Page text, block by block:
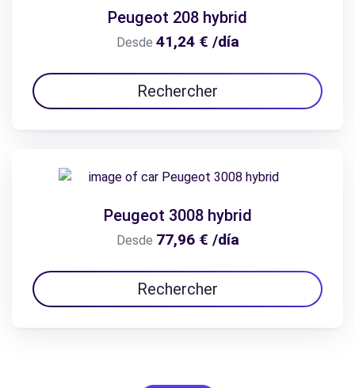
Peugeot 208 hybrid
Desde 41,24 € /día
Rechercher
Peugeot 3008 hybrid
Desde 77,96 € /día
Rechercher